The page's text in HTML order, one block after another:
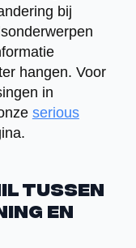
bij
hangen. Voor
in
serious
tussen
en